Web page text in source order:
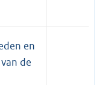
en
de